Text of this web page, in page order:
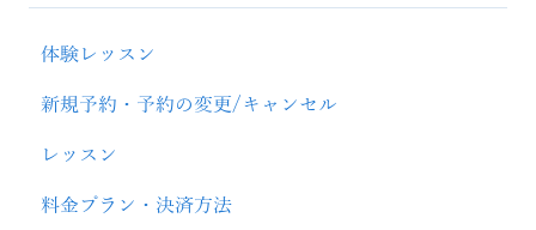
体験レッスン
新規予約・予約の変更/キャンセル
レッスン
料金プラン・決済方法